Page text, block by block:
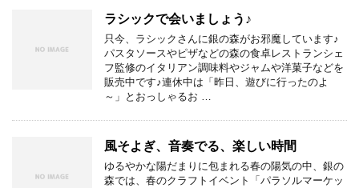
ラシックで会いましょう♪
只今、ラシックさんに銀の森がお邪魔しています♪
パスタソースやピザなどの森の食卓レストランシェ
フ監修のイタリアン調味料やジャムや洋菓子などを
販売中です♪連休中は「昨日、遊びに行ったのよ
～」とおっしゃるお …
風そよぎ、音奏でる、楽しい時間
ゆるやかな陽だまりに包まれる春の陽気の中、銀の
森では、春のクラフトイベント「パラソルマーケッ